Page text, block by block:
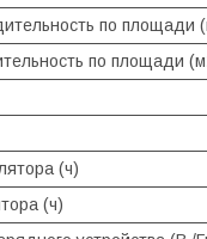
по площади
по площади
(ч)
(ч)